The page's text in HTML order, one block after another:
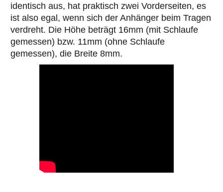
identisch aus, hat praktisch zwei Vorderseiten, es
ist also egal, wenn sich der Anhänger beim Tragen
verdreht. Die Höhe beträgt 16mm (mit Schlaufe
gemessen) bzw. 11mm (ohne Schlaufe
gemessen), die Breite 8mm.